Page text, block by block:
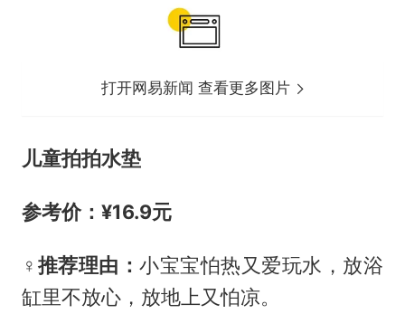
打开网易新闻 查看更多图片
儿童拍拍水垫
参考价：¥16.9元
‍♀️推荐理由：小宝宝怕热又爱玩水，放浴
缸里不放心，放地上又怕凉。